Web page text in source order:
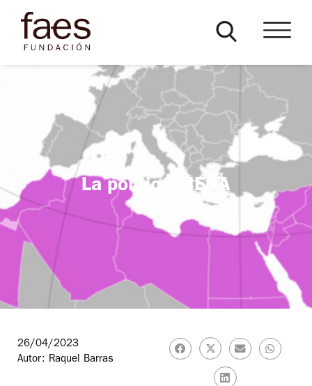
La política MENA
26/04/2023
Autor: Raquel Barras